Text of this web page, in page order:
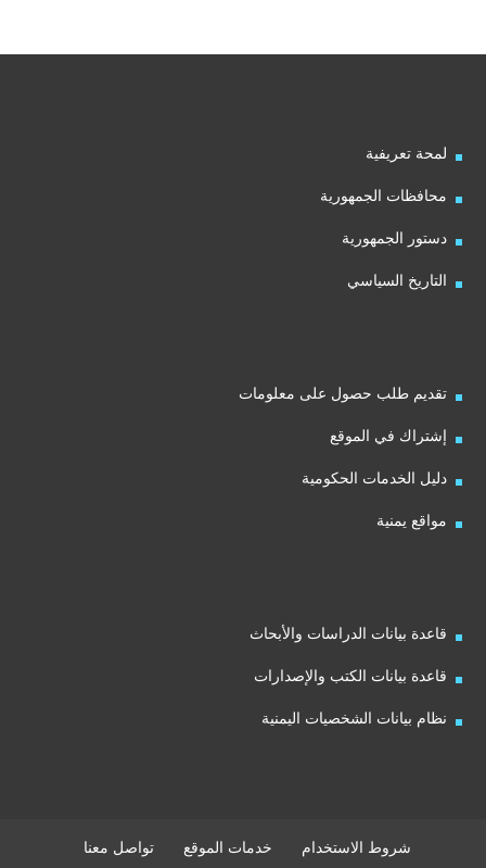
لمحة تعريفية
محافظات الجمهورية
دستور الجمهورية
التاريخ السياسي
تقديم طلب حصول على معلومات
إشتراك في الموقع
دليل الخدمات الحكومية
مواقع يمنية
قاعدة بيانات الدراسات والأبحاث
قاعدة بيانات الكتب والإصدارات
نظام بيانات الشخصيات اليمنية
شروط الاستخدام خدمات الموقع تواصل معنا